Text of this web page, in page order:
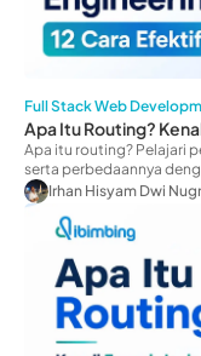
Full Stack Web
Apa Itu Routing?
Apa itu routing? Pelajari
serta perbedaannya
Irhan Hisyam Dwi